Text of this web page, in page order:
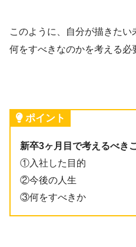
このように、自分が描きた
何をすべきなのかを考える必
ポイント
新卒3ヶ月目で考えるべき
①入社した目的
②今後の人生
③何をすべきか